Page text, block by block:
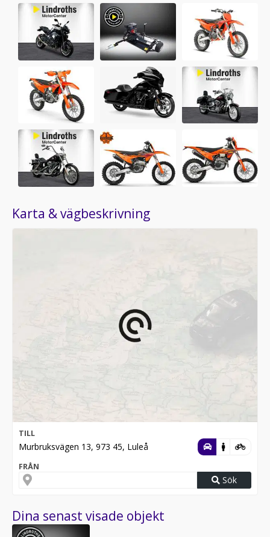
Karta & vägbeskrivning
TILL
Murbruksvägen 13, 973 45, Luleå
FRÅN
Sök
Dina senast visade objekt